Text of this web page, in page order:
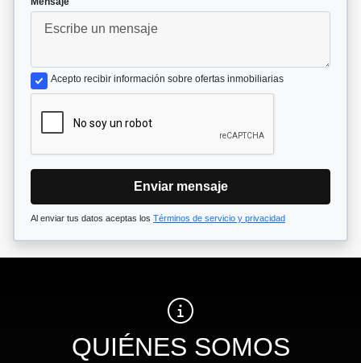
Acepto recibir información sobre ofertas inmobiliarias
Enviar mensaje
Al enviar tus datos aceptas los Términos de servicio y privacidad
QUIÉNES SOMOS